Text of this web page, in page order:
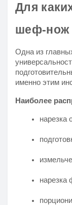
Для
шеф-нож
Одна из
именно этим
Наиболее
нарезка
нарезка